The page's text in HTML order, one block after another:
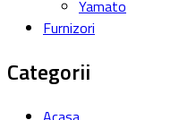
Yamato
Furnizori
Categorii